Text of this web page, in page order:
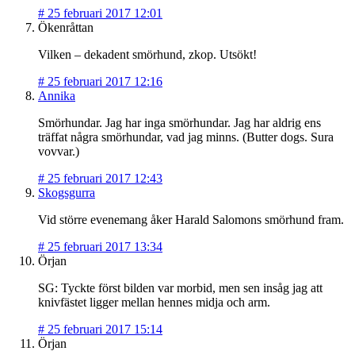
# 25 februari 2017 12:01
Ökenråttan
Vilken – dekadent smörhund, zkop. Utsökt!
# 25 februari 2017 12:16
Annika
Smörhundar. Jag har inga smörhundar. Jag har aldrig ens
träffat några smörhundar, vad jag minns. (Butter dogs. Sura
vovvar.)
# 25 februari 2017 12:43
Skogsgurra
Vid större evenemang åker Harald Salomons smörhund fram.
# 25 februari 2017 13:34
Örjan
SG: Tyckte först bilden var morbid, men sen insåg jag att
knivfästet ligger mellan hennes midja och arm.
# 25 februari 2017 15:14
Örjan